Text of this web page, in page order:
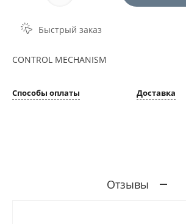
Быстрый заказ
CONTROL MECHANISM
Способы оплаты Доставка
Отзывы